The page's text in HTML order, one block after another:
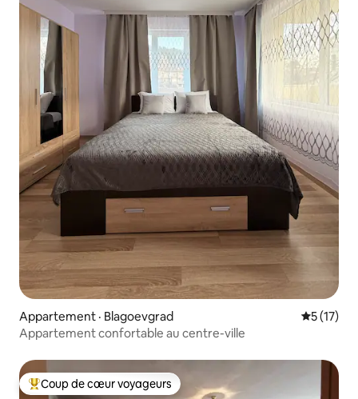
Appartement · Blagoevgrad Note
5 (17)
Appartement confortable au centre-ville
Coup de cœur voyageurs parmi les plus aimés
Coup de cœur voyageurs